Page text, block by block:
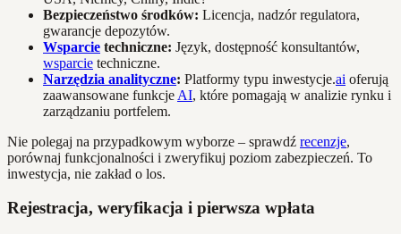
Bezpieczeństwo środków: Licencja, nadzór regulatora,
gwarancje depozytów.
Wsparcie techniczne: Język, dostępność konsultantów,
wsparcie techniczne.
Narzędzia analityczne: Platformy typu inwestycje.ai oferują
zaawansowane funkcje AI, które pomagają w analizie rynku i
zarządzaniu portfelem.
Nie polegaj na przypadkowym wyborze – sprawdź recenzje,
porównaj funkcjonalności i zweryfikuj poziom zabezpieczeń. To
inwestycja, nie zakład o los.
Rejestracja, weryfikacja i pierwsza wpłata